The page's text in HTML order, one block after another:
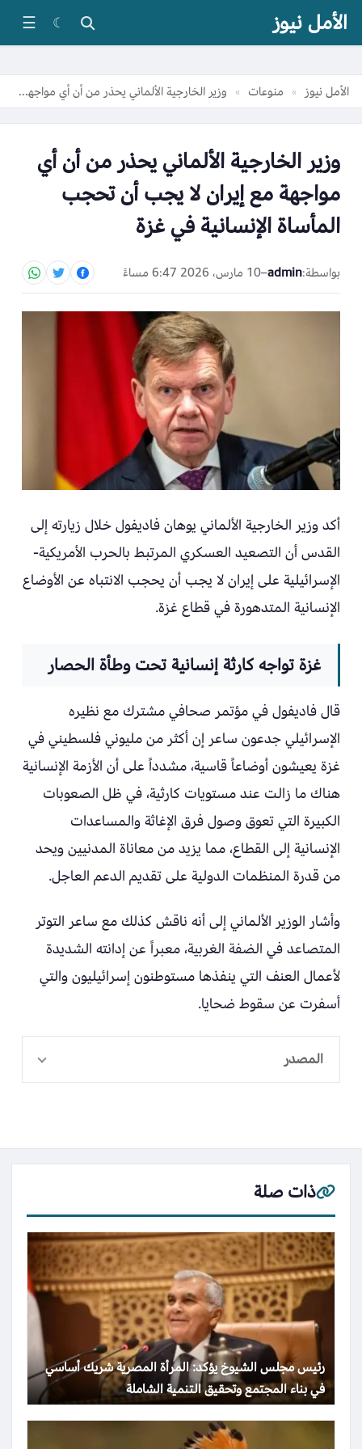
الأمل نيوز ☾
☰
الأمل نيوز » منوعات » وزير الخارجية الألماني يحذر من أن أي مواجهة مع إيران لا يجب أن تحجب المأساة الإنسانية في غزة
وزير الخارجية الألماني يحذر من أن أي
مواجهة مع إيران لا يجب أن تحجب
المأساة الإنسانية في غزة
بواسطة:admin
–10 مارس، 2026 6:47 مساءً
أكد وزير الخارجية الألماني يوهان فاديفول خلال زيارته إلى
القدس أن التصعيد العسكري المرتبط بالحرب الأمريكية-
الإسرائيلية على إيران لا يجب أن يحجب الانتباه عن الأوضاع
الإنسانية المتدهورة في قطاع غزة.
غزة تواجه كارثة إنسانية تحت وطأة الحصار
قال فاديفول في مؤتمر صحافي مشترك مع نظيره
الإسرائيلي جدعون ساعر إن أكثر من مليوني فلسطيني في
غزة يعيشون أوضاعاً قاسية، مشدداً على أن الأزمة الإنسانية
هناك ما زالت عند مستويات كارثية، في ظل الصعوبات
الكبيرة التي تعوق وصول فرق الإغاثة والمساعدات
الإنسانية إلى القطاع، مما يزيد من معاناة المدنيين ويحد
من قدرة المنظمات الدولية على تقديم الدعم العاجل.
وأشار الوزير الألماني إلى أنه ناقش كذلك مع ساعر التوتر
المتصاعد في الضفة الغربية، معبراً عن إدانته الشديدة
لأعمال العنف التي ينفذها مستوطنون إسرائيليون والتي
أسفرت عن سقوط ضحايا.
المصدر
ذات صلة
رئيس مجلس الشيوخ يؤكد: المرأة المصرية شريك أساسي
في بناء المجتمع وتحقيق التنمية الشاملة